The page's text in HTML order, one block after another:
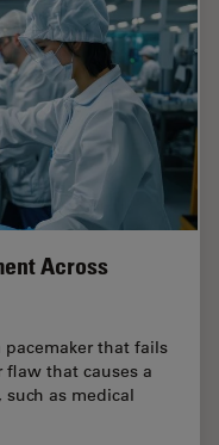
Across
that fails
that causes a
as medical